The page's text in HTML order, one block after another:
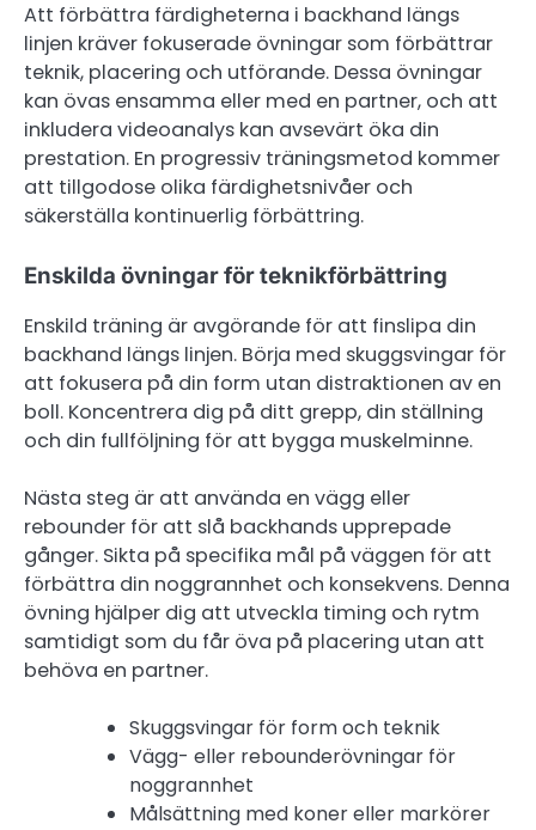
Att förbättra färdigheterna i backhand längs
linjen kräver fokuserade övningar som förbättrar
teknik, placering och utförande. Dessa övningar
kan övas ensamma eller med en partner, och att
inkludera videoanalys kan avsevärt öka din
prestation. En progressiv träningsmetod kommer
att tillgodose olika färdighetsnivåer och
säkerställa kontinuerlig förbättring.
Enskilda övningar för teknikförbättring
Enskild träning är avgörande för att finslipa din
backhand längs linjen. Börja med skuggsvingar för
att fokusera på din form utan distraktionen av en
boll. Koncentrera dig på ditt grepp, din ställning
och din fullföljning för att bygga muskelminne.
Nästa steg är att använda en vägg eller
rebounder för att slå backhands upprepade
gånger. Sikta på specifika mål på väggen för att
förbättra din noggrannhet och konsekvens. Denna
övning hjälper dig att utveckla timing och rytm
samtidigt som du får öva på placering utan att
behöva en partner.
Skuggsvingar för form och teknik
Vägg- eller rebounderövningar för
noggrannhet
Målsättning med koner eller markörer